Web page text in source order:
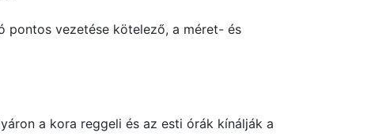
pontos vezetése kötelező, a méret- és
a kora reggeli és az esti órák kínálják a